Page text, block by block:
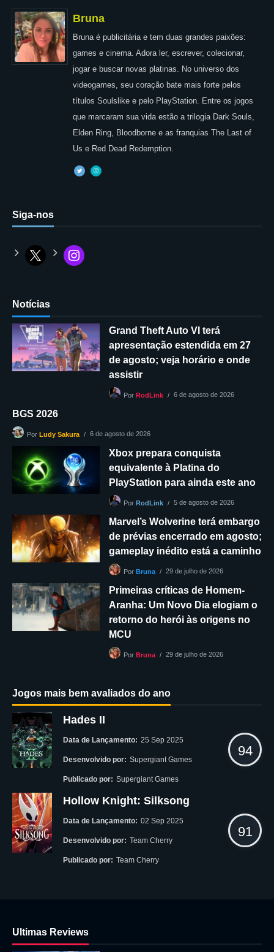
Bruna
Bruna é publicitária e tem duas grandes paixões:
games e cinema. Adora ler, escrever, colecionar,
jogar e buscar novas platinas. No universo dos
videogames, seu coração bate mais forte pelos
títulos Soulslike e pelo PlayStation. Entre os jogos
que marcaram sua vida estão a trilogia Dark Souls,
Elden Ring, Bloodborne e as franquias The Last of
Us e Red Dead Redemption.
Siga-nos
Notícias
Grand Theft Auto VI terá
apresentação estendida em 27
de agosto; veja horário e onde
assistir
PorRodLink 6 de agosto de 2026
BGS 2026
PorLudy Sakura 6 de agosto de 2026
Xbox prepara conquista
equivalente à Platina do
PlayStation para ainda este ano
PorRodLink 5 de agosto de 2026
Marvel’s Wolverine terá embargo
de prévias encerrado em agosto;
gameplay inédito está a caminho
PorBruna 29 de julho de 2026
Primeiras críticas de Homem-
Aranha: Um Novo Dia elogiam o
retorno do herói às origens no
MCU
PorBruna 29 de julho de 2026
Jogos mais bem avaliados do ano
Hades II
Data de Lançamento: 25 Sep 2025
Desenvolvido por: Supergiant Games
Publicado por: Supergiant Games
94
Hollow Knight: Silksong
Data de Lançamento: 02 Sep 2025
Desenvolvido por: Team Cherry
Publicado por: Team Cherry
91
Ultimas Reviews